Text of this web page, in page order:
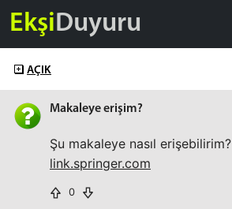
EkşiDuyuru
AÇIK
Makaleye erişim?
Şu makaleye nasıl erişebilirim?
link.springer.com
0